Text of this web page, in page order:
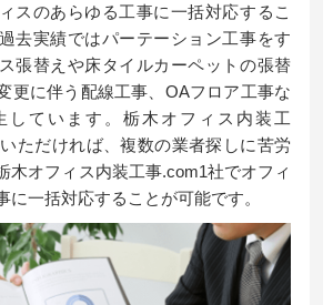
スのあらゆる工事に一括対応するこ
去実績ではパーテーション工事をす
張替えや床タイルカーペットの張替
更に伴う配線工事、OAフロア工事な
しています。栃木オフィス内装工
ただければ、複数の業者探しに苦労
木オフィス内装工事.com1社でオフィ
に一括対応することが可能です。